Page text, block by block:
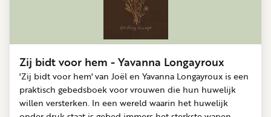
ervaringen uit de jeugd van de ouder kunnen
weerspiegelen en triggeren.
Zij bidt voor hem - Yavanna Longayroux
'Zij bidt voor hem' van Joël en Yavanna Longayroux is een
praktisch gebedsboek voor vrouwen die hun huwelijk
willen versterken. In een wereld waarin het huwelijk